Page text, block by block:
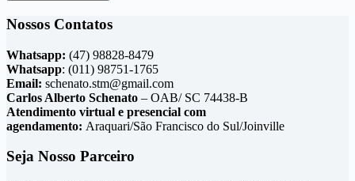
Nossos Contatos
Whatsapp: (47) 98828-8479
Whatsapp: (011) 98751-1765
Email: schenato.stm@gmail.com
Carlos Alberto Schenato – OAB/ SC 74438-B
Atendimento virtual e presencial com
agendamento: Araquari/São Francisco do Sul/Joinville
Seja Nosso Parceiro